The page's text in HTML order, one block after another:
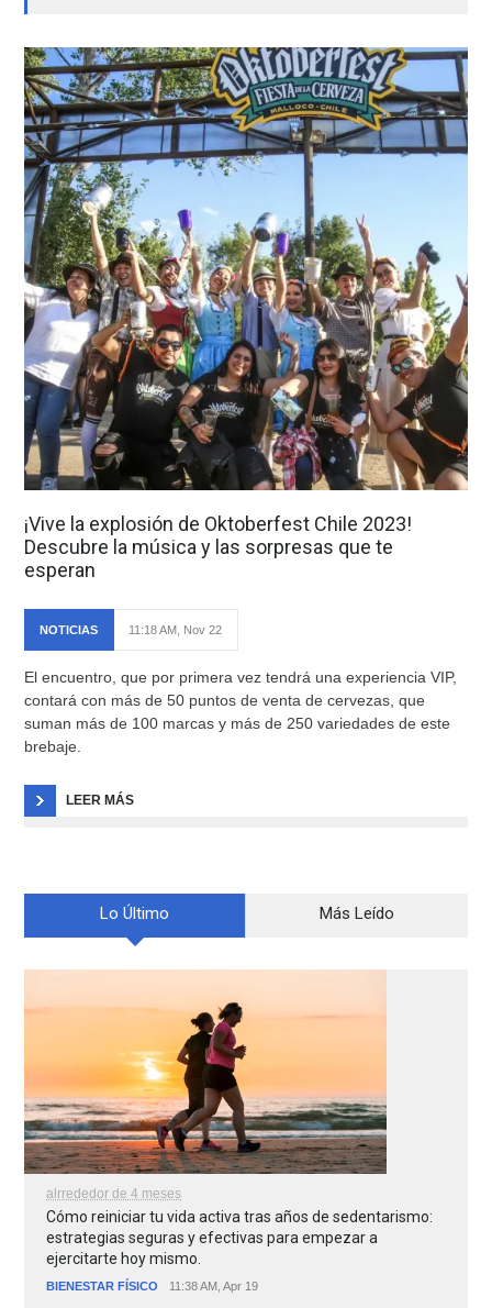
¡Vive la explosión de Oktoberfest Chile 2023!
Descubre la música y las sorpresas que te
esperan
NOTICIAS 11:18 AM, Nov 22
El encuentro, que por primera vez tendrá una experiencia VIP,
contará con más de 50 puntos de venta de cervezas, que
suman más de 100 marcas y más de 250 variedades de este
brebaje.
LEER MÁS
Lo Último Más Leído
alrrededor de 4 meses
Cómo reiniciar tu vida activa tras años de sedentarismo:
estrategias seguras y efectivas para empezar a
ejercitarte hoy mismo.
BIENESTAR FÍSICO 11:38 AM, Apr 19